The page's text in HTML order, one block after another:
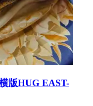
版HUG EAST-